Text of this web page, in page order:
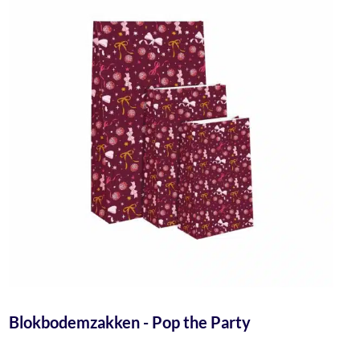
Blokbodemzakken - Pop the Party